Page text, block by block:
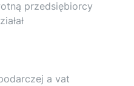
przedsiębiorcy
a vat